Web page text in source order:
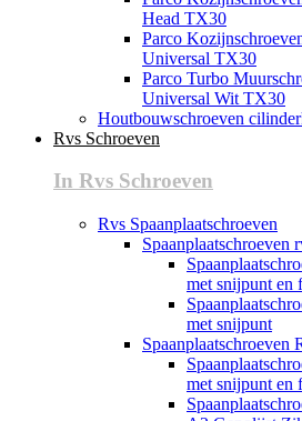
Head TX30
Parco
Universal TX30
Parco Turbo
Universal Wit TX30
Houtbouwschroeven
Rvs Schroeven
In Rvs Schroeven
Rvs Spaanplaatschroeven
Spaanplaatschroeven
met snijpunt en
met snijpunt
Spaanplaatschroeven
met snijpunt en